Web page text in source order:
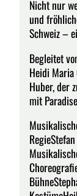
Nicht nur
und
Schweiz –
Begleitet
Heidi Maria
Huber, der
mit